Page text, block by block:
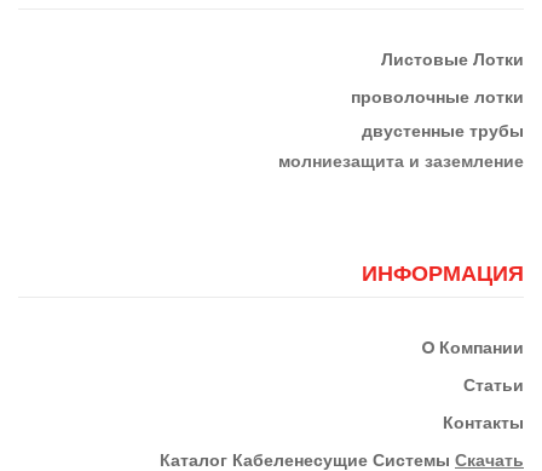
Листовые Лотки
проволочные лотки
двустенные трубы
молниезащита и заземление
ИНФОРМАЦИЯ
О Компании
Статьи
Контакты
КАталог Кабеленесущие Системы Скачать